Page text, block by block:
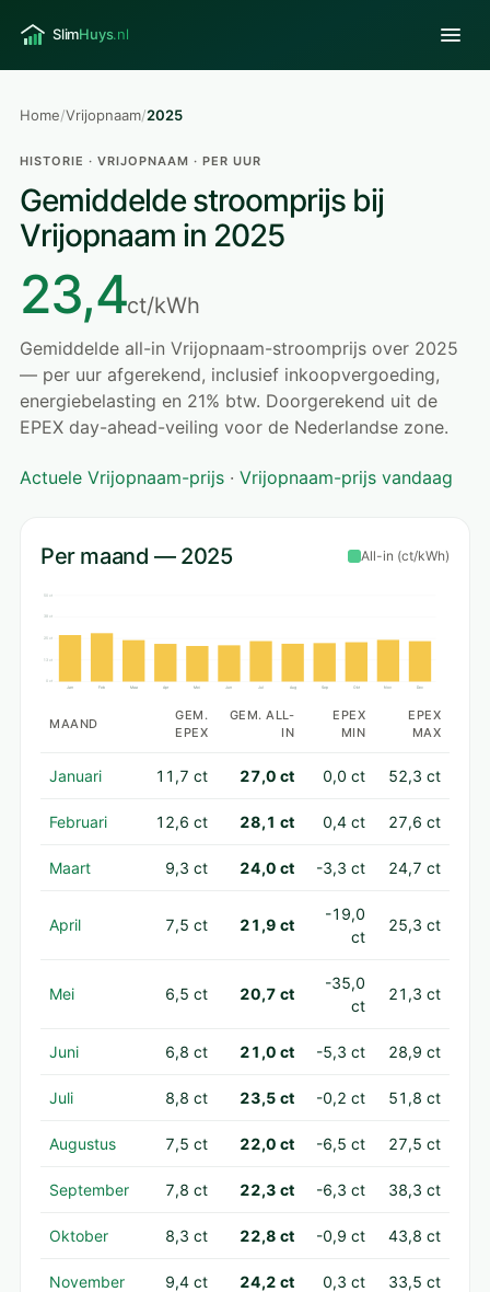
Home/Vrijopnaam/2025
HISTORIE · VRIJOPNAAM · PER UUR
Gemiddelde stroomprijs bij
Vrijopnaam in 2025
23,4ct/kWh
Gemiddelde all-in Vrijopnaam-stroomprijs over 2025
— per uur afgerekend, inclusief inkoopvergoeding,
energiebelasting en 21% btw. Doorgerekend uit de
EPEX day-ahead-veiling voor de Nederlandse zone.
Actuele Vrijopnaam-prijs · Vrijopnaam-prijs vandaag
Per maand — 2025 All-in (ct/kWh)
50 ct
38 ct
25 ct
13 ct
0 ct
Jan Feb Maa Apr Mei Jun Jul Aug Sep Okt Nov Dec
MAAND
GEM.
EPEX
GEM. ALL-
IN
EPEX
MIN
EPEX
MAX
Januari 11,7 ct 27,0 ct 0,0 ct 52,3 ct
Februari 12,6 ct 28,1 ct 0,4 ct 27,6 ct
Maart 9,3 ct 24,0 ct -3,3 ct 24,7 ct
April 7,5 ct 21,9 ct
-19,0
ct
25,3 ct
Mei 6,5 ct 20,7 ct
-35,0
ct
21,3 ct
Juni 6,8 ct 21,0 ct -5,3 ct 28,9 ct
Juli 8,8 ct 23,5 ct -0,2 ct 51,8 ct
Augustus 7,5 ct 22,0 ct -6,5 ct 27,5 ct
September 7,8 ct 22,3 ct -6,3 ct 38,3 ct
Oktober 8,3 ct 22,8 ct -0,9 ct 43,8 ct
November 9,4 ct 24,2 ct 0,3 ct 33,5 ct